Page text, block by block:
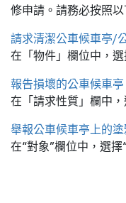
修申請。請務必按照以
請求清潔公車候車亭/
在「物件」欄位中，
報告損壞的公車候車亭
在「請求性質」欄中
舉報公車候車亭上的塗
在“對象”欄位中，選擇